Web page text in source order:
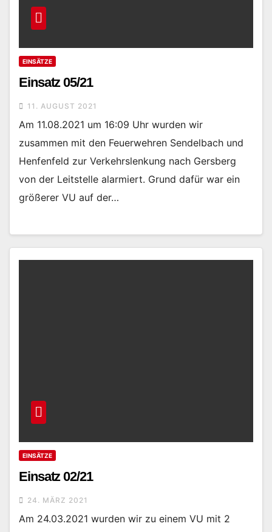
EINSÄTZE
Einsatz 05/21
11. AUGUST 2021
Am 11.08.2021 um 16:09 Uhr wurden wir
zusammen mit den Feuerwehren Sendelbach und
Henfenfeld zur Verkehrslenkung nach Gersberg
von der Leitstelle alarmiert. Grund dafür war ein
größerer VU auf der…
EINSÄTZE
Einsatz 02/21
24. MÄRZ 2021
Am 24.03.2021 wurden wir zu einem VU mit 2